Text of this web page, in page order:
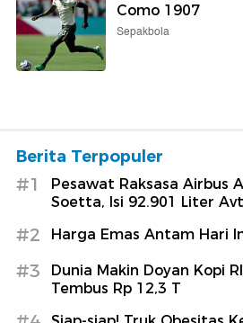
Como 1907
Sepakbola
Berita Terpopuler
#1
Pesawat Raksasa Airbus
Soetta, Isi 92.901 Liter
#2 Harga Emas Antam Hari
#3
Dunia Makin Doyan Kopi
Tembus Rp 12,3 T